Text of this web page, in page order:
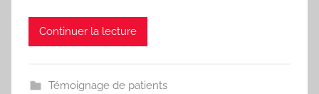
Continuer la lecture
Témoignage de patients